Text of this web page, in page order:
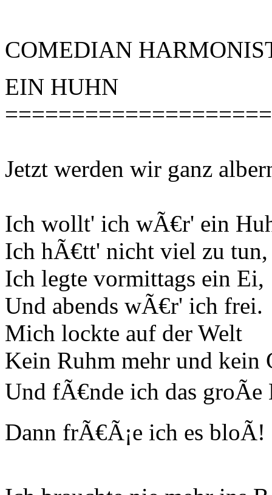
COMEDIAN
EIN HUHN
Jetzt werden wir ganz
Ich wollt' ich wÃ€r' ein
Ich hÃ€tt' nicht viel zu tun,
Ich legte vormittags ein Ei,
Und abends wÃ€r' ich frei.
Mich lockte auf der Welt
Kein Ruhm mehr und kein
Und fÃ€nde ich das groÃe
Dann frÃ€Ã¡e ich es bloÃ!